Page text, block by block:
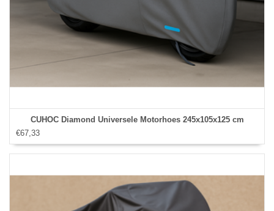
CUHOC Diamond Universele Motorhoes 245x105x125 cm
€67,33